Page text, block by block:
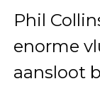
Phil
enorme
aansloot